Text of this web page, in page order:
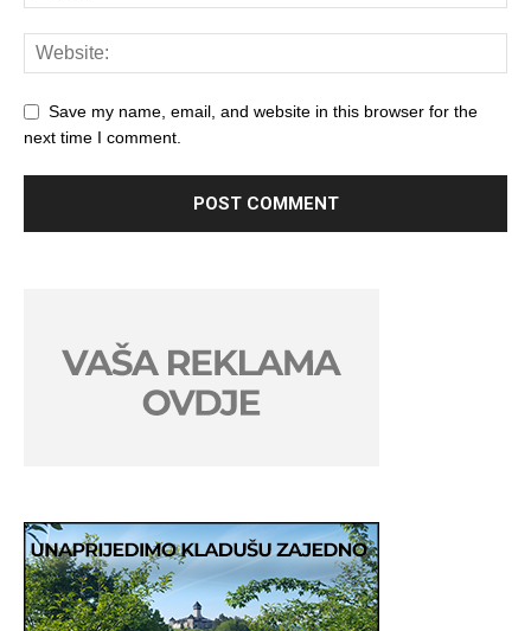
Save my name, email, and website in this browser for the
next time I comment.